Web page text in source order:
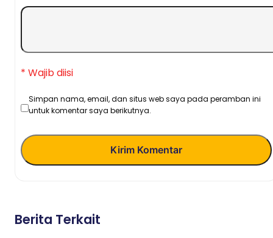
* Wajib diisi
Simpan nama, email, dan situs web saya pada peramban ini
untuk komentar saya berikutnya.
Kirim Komentar
Berita Terkait